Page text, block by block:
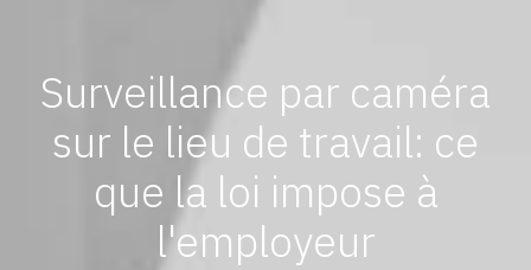
Surveillance par caméra
sur le lieu de travail: ce
que la loi impose à
l'employeur